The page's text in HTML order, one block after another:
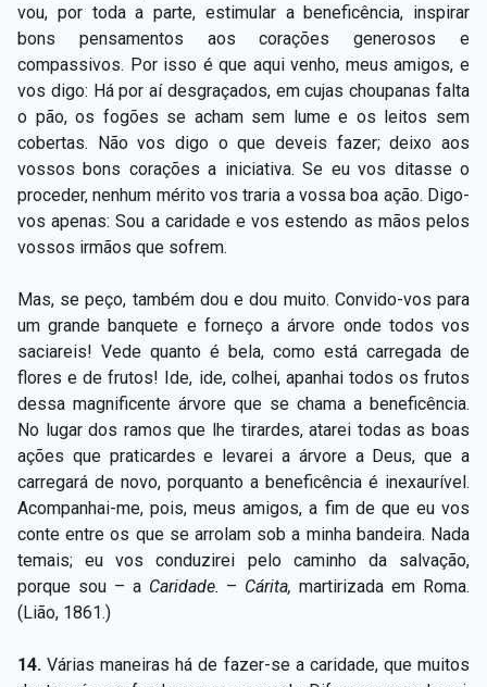
vou, por toda a parte, estimular a beneficência, inspirar
bons pensamentos aos corações generosos e
compassivos. Por isso é que aqui venho, meus amigos, e
vos digo: Há por aí desgraçados, em cujas choupanas falta
o pão, os fogões se acham sem lume e os leitos sem
cobertas. Não vos digo o que deveis fazer; deixo aos
vossos bons corações a iniciativa. Se eu vos ditasse o
proceder, nenhum mérito vos traria a vossa boa ação. Digo-
vos apenas: Sou a caridade e vos estendo as mãos pelos
vossos irmãos que sofrem.
Mas, se peço, também dou e dou muito. Convido-vos para
um grande banquete e forneço a árvore onde todos vos
saciareis! Vede quanto é bela, como está carregada de
flores e de frutos! Ide, ide, colhei, apanhai todos os frutos
dessa magnificente árvore que se chama a beneficência.
No lugar dos ramos que lhe tirardes, atarei todas as boas
ações que praticardes e levarei a árvore a Deus, que a
carregará de novo, porquanto a beneficência é inexaurível.
Acompanhai-me, pois, meus amigos, a fim de que eu vos
conte entre os que se arrolam sob a minha bandeira. Nada
temais; eu vos conduzirei pelo caminho da salvação,
porque sou – a Caridade. – Cárita,martirizada em Roma.
(Lião, 1861.)
14. Várias maneiras há de fazer-se a caridade, que muitos